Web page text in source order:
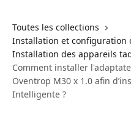
Toutes les collections
Installation et configuration
Installation des appareils
Comment installer
Oventrop M30 x 1.0 afin
Intelligente ?